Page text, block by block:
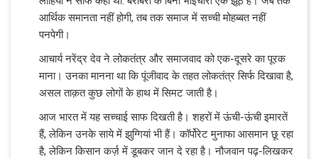
आर्थिक समानता नहीं होगी, तब तक समाज में सच्ची मोहब्बत नहीं
पनपेगी।
आचार्य नरेंद्र देव ने लोकतंत्र और समाजवाद को एक-दूसरे का पूरक
माना। उनका मानना था कि पूंजीवाद के तहत लोकतंत्र सिर्फ दिखावा है,
असल ताक़त कुछ लोगों के हाथ में सिमट जाती है।
आज भारत में यह सच्चाई साफ दिखती है। शहरों में ऊंची-ऊंची इमारतें
हैं, लेकिन उनके साये में झुग्गियां भी हैं। कॉर्पोरेट मुनाफा आसमान छू रहा
है, लेकिन किसान कर्ज़ में डूबकर जान दे रहा है। नौजवान पढ़-लिखकर